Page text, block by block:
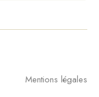
Mentions légales